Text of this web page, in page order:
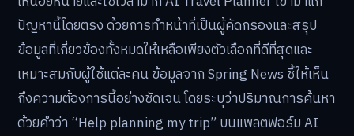
ปัญหานี้โดยตรง ด้วยการทำหน้าที่เป็นผู้คัดกรองและสรุป
ข้อมูลที่เกี่ยวข้องทั้งหมดให้เหลือเพียงตัวเลือกที่ดีที่สุดและ
เหมาะสมกับผู้ใช้แต่ละคน ข้อมูลจาก Spring News ชี้ให้เห็น
ถึงความต้องการนี้อย่างชัดเจน โดยระบุว่าปริมาณการค้นหา
ด้วยคำว่า “Help planning my trip” บนแพลตฟอร์ม AI